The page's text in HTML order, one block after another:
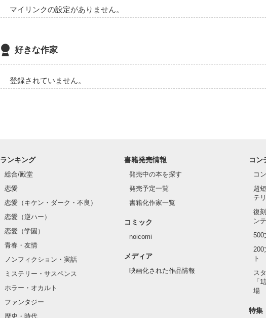
マイリンクの設定がありません。
好きな作家
登録されていません。
ランキング
総合/殿堂
恋愛
恋愛（キケン・ダーク・不良）
恋愛（逆ハー）
恋愛（学園）
青春・友情
ノンフィクション・実話
ミステリー・サスペンス
ホラー・オカルト
ファンタジー
歴史・時代
書籍発売情報
発売中の本を探す
発売予定一覧
書籍化作家一覧
コミック
noicomi
メディア
映画化された作品情報
コン
コ
超
テ
復
ン
500
200
ト
ス
「
場
特集